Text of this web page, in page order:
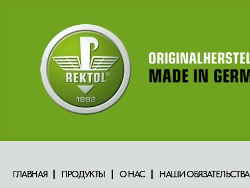
ГЛАВНАЯ ПРОДУКТЫ О НАС НАШИ ОБЯЗАТЕЛЬСТВА